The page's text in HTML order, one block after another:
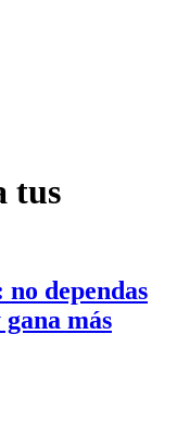
tus
dependas
más